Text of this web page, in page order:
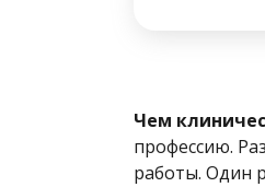
Чем
профессию.
работы. Один